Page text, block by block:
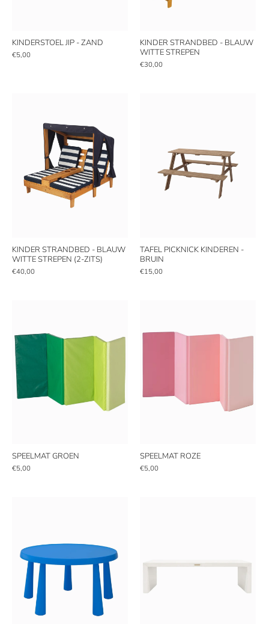
KINDERSTOEL JIP - ZAND
€5,00
KINDER STRANDBED - BLAUW
WITTE STREPEN
€30,00
KINDER STRANDBED - BLAUW
WITTE STREPEN (2-ZITS)
€40,00
TAFEL PICKNICK KINDEREN -
BRUIN
€15,00
SPEELMAT GROEN
€5,00
SPEELMAT ROZE
€5,00